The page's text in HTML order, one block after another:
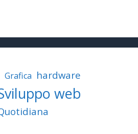
Grafica hardware
web